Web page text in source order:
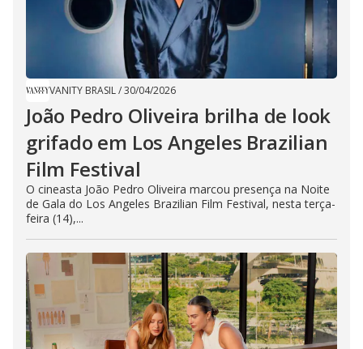
VANITY BRASIL/30/04/2026
João Pedro Oliveira brilha de look
grifado em Los Angeles Brazilian
Film Festival
O cineasta João Pedro Oliveira marcou presença na Noite
de Gala do Los Angeles Brazilian Film Festival, nesta terça-
feira (14),...